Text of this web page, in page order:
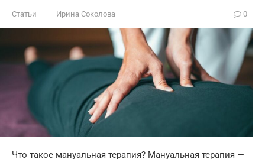
Статьи Ирина Соколова 0
Что такое мануальная терапия? Мануальная терапия —